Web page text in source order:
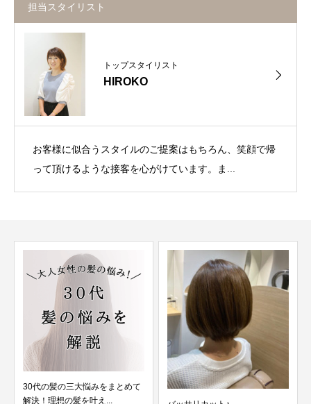
担当スタイリスト
トップスタイリスト
HIROKO
お客様に似合うスタイルのご提案はもちろん、笑顔で帰
って頂けるような接客を心がけています。ま...
30代の髪の三大悩みをまとめて
解決！理想の髪を叶え...